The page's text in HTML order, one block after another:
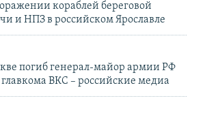
кораблей береговой
и НПЗ в российском Ярославле
погиб генерал-майор армии РФ
ВКС – российские медиа